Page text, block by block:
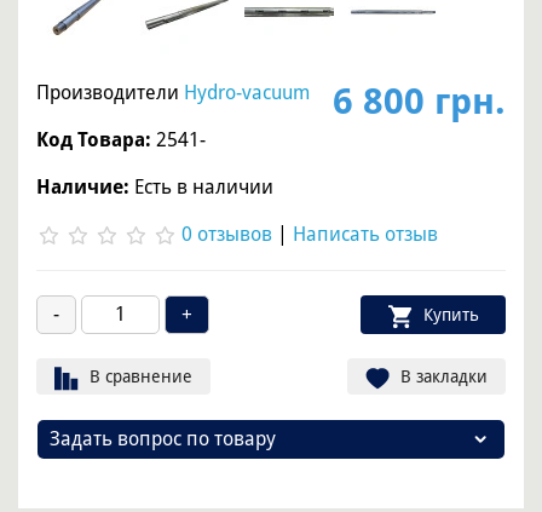
6 800 грн.
Производители Hydro-vacuum
Код Товара: 2541-
Наличие: Есть в наличии
0 отзывов Написать отзыв
Купить
В сравнение В закладки
Задать вопрос по товару